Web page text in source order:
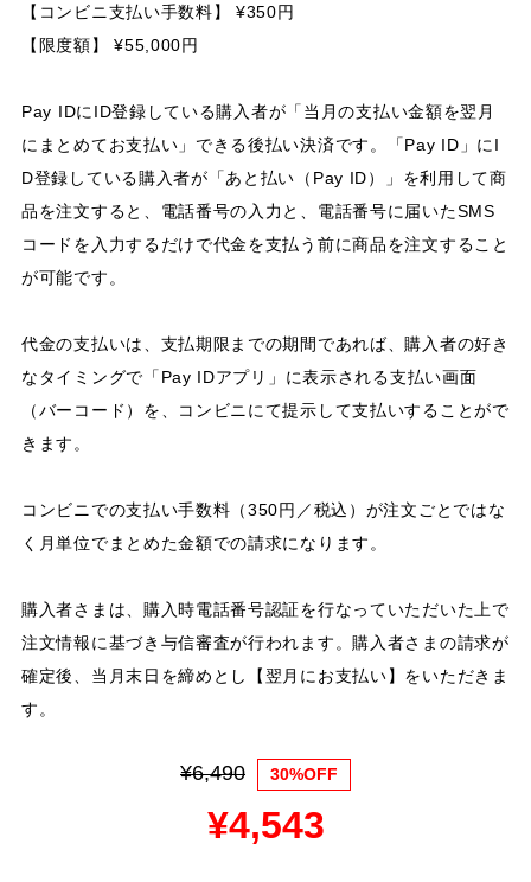
【コンビニ支払い手数料】 ¥350円
【限度額】 ¥55,000円
Pay IDにID登録している購入者が「当月の支払い金額を翌月
にまとめてお支払い」できる後払い決済です。「Pay ID」にI
D登録している購入者が「あと払い（Pay ID）」を利用して商
品を注文すると、電話番号の入力と、電話番号に届いたSMS
コードを入力するだけで代金を支払う前に商品を注文すること
が可能です。
代金の支払いは、支払期限までの期間であれば、購入者の好き
なタイミングで「Pay IDアプリ」に表示される支払い画面
（バーコード）を、コンビニにて提示して支払いすることがで
きます。
コンビニでの支払い手数料（350円／税込）が注文ごとではな
く月単位でまとめた金額での請求になります。
購入者さまは、購入時電話番号認証を行なっていただいた上で
注文情報に基づき与信審査が行われます。購入者さまの請求が
確定後、当月末日を締めとし【翌月にお支払い】をいただきま
す。
¥6,490 30%OFF
¥4,543